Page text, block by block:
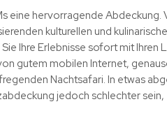
eine hervorragende Abdeckung.
kulturellen und
Ihre Erlebnisse sofort mit
gutem mobilen Internet,
Nachtsafari. In etwas
jedoch schlechter